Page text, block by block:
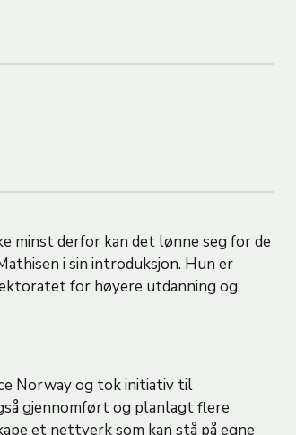
minst derfor kan det lønne seg for de
i sin introduksjon. Hun er
for høyere utdanning og
Norway og tok initiativ til
gjennomført og planlagt flere
et nettverk som kan stå på egne